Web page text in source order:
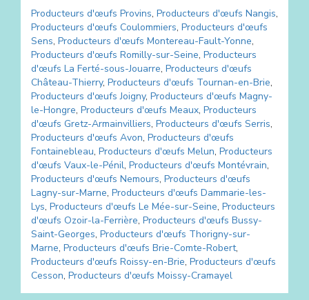
Producteurs d'œufs Provins, Producteurs d'œufs Nangis,
Producteurs d'œufs Coulommiers, Producteurs d'œufs
Sens, Producteurs d'œufs Montereau-Fault-Yonne,
Producteurs d'œufs Romilly-sur-Seine, Producteurs
d'œufs La Ferté-sous-Jouarre, Producteurs d'œufs
Château-Thierry, Producteurs d'œufs Tournan-en-Brie,
Producteurs d'œufs Joigny, Producteurs d'œufs Magny-
le-Hongre, Producteurs d'œufs Meaux, Producteurs
d'œufs Gretz-Armainvilliers, Producteurs d'œufs Serris,
Producteurs d'œufs Avon, Producteurs d'œufs
Fontainebleau, Producteurs d'œufs Melun, Producteurs
d'œufs Vaux-le-Pénil, Producteurs d'œufs Montévrain,
Producteurs d'œufs Nemours, Producteurs d'œufs
Lagny-sur-Marne, Producteurs d'œufs Dammarie-les-
Lys, Producteurs d'œufs Le Mée-sur-Seine, Producteurs
d'œufs Ozoir-la-Ferrière, Producteurs d'œufs Bussy-
Saint-Georges, Producteurs d'œufs Thorigny-sur-
Marne, Producteurs d'œufs Brie-Comte-Robert,
Producteurs d'œufs Roissy-en-Brie, Producteurs d'œufs
Cesson, Producteurs d'œufs Moissy-Cramayel